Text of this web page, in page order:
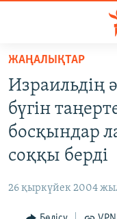
Skip
main
content
Skip
main
Skip
САЯСАТ
AZATTYQTV
ҚАҢТАР ОҚИҒАСЫ
ӘЛЕУМЕТ
ЖАҢАЛЫҚТАР
Израильдің
бүгін
босқындар
соққы берді
26 қыркүйек 2004